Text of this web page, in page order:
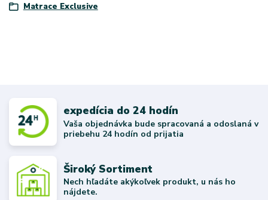
Matrace Exclusive
expedícia do 24 hodín
Vaša objednávka bude spracovaná a odoslaná v
priebehu 24 hodín od prijatia
Široký Sortiment
Nech hľadáte akýkoľvek produkt, u nás ho
nájdete.